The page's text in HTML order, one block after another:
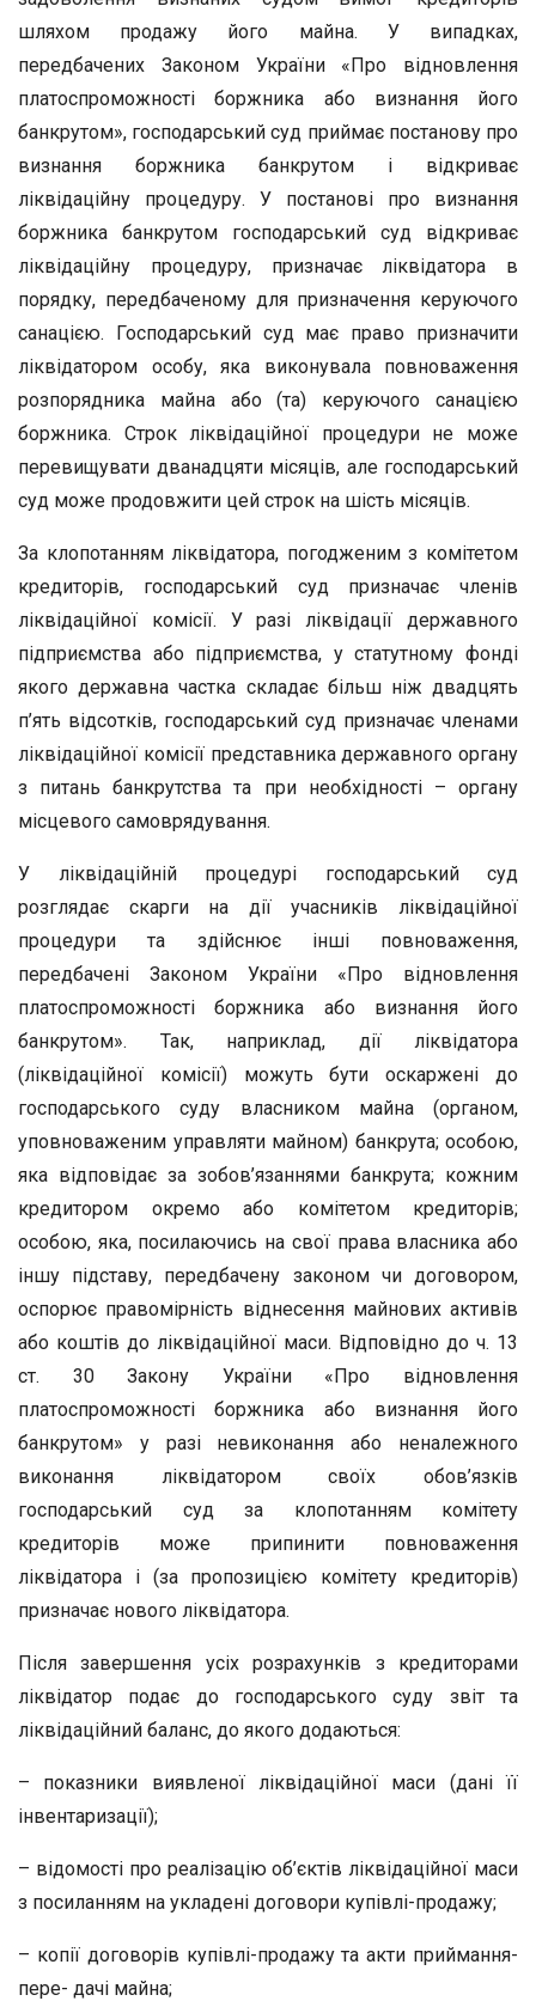
шляхом продажу його майна. У випадках,
передбачених Законом України «Про відновлення
платоспроможності боржника або визнання його
банкрутом», господарський суд приймає постанову про
визнання боржника банкрутом і відкриває
ліквідаційну процедуру. У постанові про визнання
боржника банкрутом господарський суд відкриває
ліквідаційну процедуру, призначає ліквідатора в
порядку, передбаченому для призначення керуючого
санацією. Господарський суд має право призначити
ліквідатором особу, яка виконувала повноваження
розпорядника майна або (та) керуючого санацією
боржника. Строк ліквідаційної процедури не може
перевищувати дванадцяти місяців, але господарський
суд може продовжити цей строк на шість місяців.
За клопотанням ліквідатора, погодженим з комітетом
кредиторів, господарський суд призначає членів
ліквідаційної комісії. У разі ліквідації державного
підприємства або підприємства, у статутному фонді
якого державна частка складає більш ніж двадцять
п’ять відсотків, господарський суд призначає членами
ліквідаційної комісії представника державного органу
з питань банкрутства та при необхідності – органу
місцевого самоврядування.
У ліквідаційній процедурі господарський суд
розглядає скарги на дії учасників ліквідаційної
процедури та здійснює інші повноваження,
передбачені Законом України «Про відновлення
платоспроможності боржника або визнання його
банкрутом». Так, наприклад, дії ліквідатора
(ліквідаційної комісії) можуть бути оскаржені до
господарського суду власником майна (органом,
уповноваженим управляти майном) банкрута; особою,
яка відповідає за зобов’язаннями банкрута; кожним
кредитором окремо або комітетом кредиторів;
особою, яка, посилаючись на свої права власника або
іншу підставу, передбачену законом чи договором,
оспорює правомірність віднесення майнових активів
або коштів до ліквідаційної маси. Відповідно до ч. 13
ст. 30 Закону України «Про відновлення
платоспроможності боржника або визнання його
банкрутом» у разі невиконання або неналежного
виконання ліквідатором своїх обов’язків
господарський суд за клопотанням комітету
кредиторів може припинити повноваження
ліквідатора і (за пропозицією комітету кредиторів)
призначає нового ліквідатора.
Після завершення усіх розрахунків з кредиторами
ліквідатор подає до господарського суду звіт та
ліквідаційний баланс, до якого додаються:
– показники виявленої ліквідаційної маси (дані її
інвентаризації);
– відомості про реалізацію об’єктів ліквідаційної маси
з посиланням на укладені договори купівлі-продажу;
– копії договорів купівлі-продажу та акти приймання-
пере- дачі майна;